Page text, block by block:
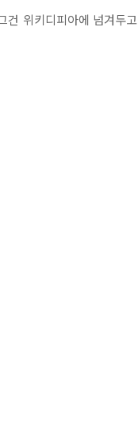
건 위키디피아에 넘겨두고